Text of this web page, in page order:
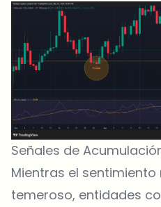
Señales de
Mientras el
temeroso, entidades